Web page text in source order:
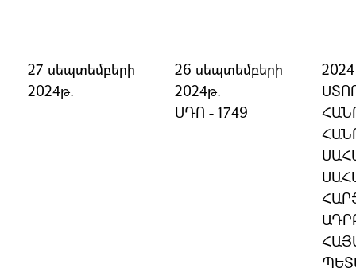
27 սեպտեմբերի
2024թ.
26 սեպտեմբերի
2024թ.
ՍԴՈ - 1749